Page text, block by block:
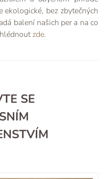
ekologické, bez zbytečných
balení našich per a na co
zde.
SE